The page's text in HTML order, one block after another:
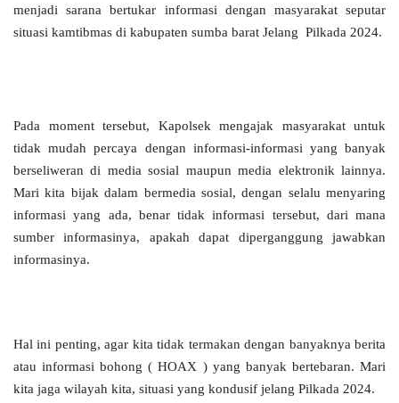
menjadi sarana bertukar informasi dengan masyarakat seputar
situasi kamtibmas di kabupaten sumba barat Jelang Pilkada 2024.
Pada moment tersebut, Kapolsek mengajak masyarakat untuk
tidak mudah percaya dengan informasi-informasi yang banyak
berseliweran di media sosial maupun media elektronik lainnya.
Mari kita bijak dalam bermedia sosial, dengan selalu menyaring
informasi yang ada, benar tidak informasi tersebut, dari mana
sumber informasinya, apakah dapat diperganggung jawabkan
informasinya.
Hal ini penting, agar kita tidak termakan dengan banyaknya berita
atau informasi bohong ( HOAX ) yang banyak bertebaran. Mari
kita jaga wilayah kita, situasi yang kondusif jelang Pilkada 2024.